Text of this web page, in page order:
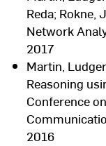
Reda; Rokne,
Network
2017
Martin,
Reasoning
Conference
2016